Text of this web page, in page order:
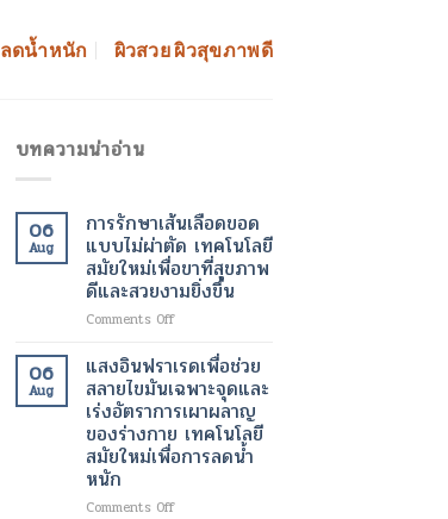
ลดน้ำหนัก ผิวสวย ผิวสุขภาพดี
บทความน่าอ่าน
06
Aug
การรักษาเส้นเลือดขอด
แบบไม่ผ่าตัด เทคโนโลยี
สมัยใหม่เพื่อขาที่สุขภาพ
ดีและสวยงามยิ่งขึ้น
Comments Offon
รักษา
เส้นเลือด
ขอด
แบบ
ไม่
ผ่าตัด
สมัย
06
Aug
แสงอินฟราเรดเพื่อช่วย
สลายไขมันเฉพาะจุดและ
เร่งอัตราการเผาผลาญ
ของร่างกาย เทคโนโลยี
สมัยใหม่เพื่อการลดน้ำ
หนัก
Comments Offon